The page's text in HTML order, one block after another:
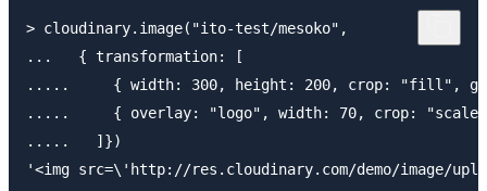
> cloudinary.image("ito-test/mesoko",
...   { transformation: [
.....     { width: 300, height: 200, crop: "fill",
.....     { overlay: "logo", width: 70, crop:
.....   ]})